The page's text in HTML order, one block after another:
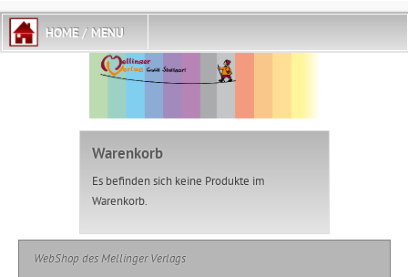
Warenkorb
Es befinden sich keine Produkte im
Warenkorb.
WebShop des Mellinger Verlags